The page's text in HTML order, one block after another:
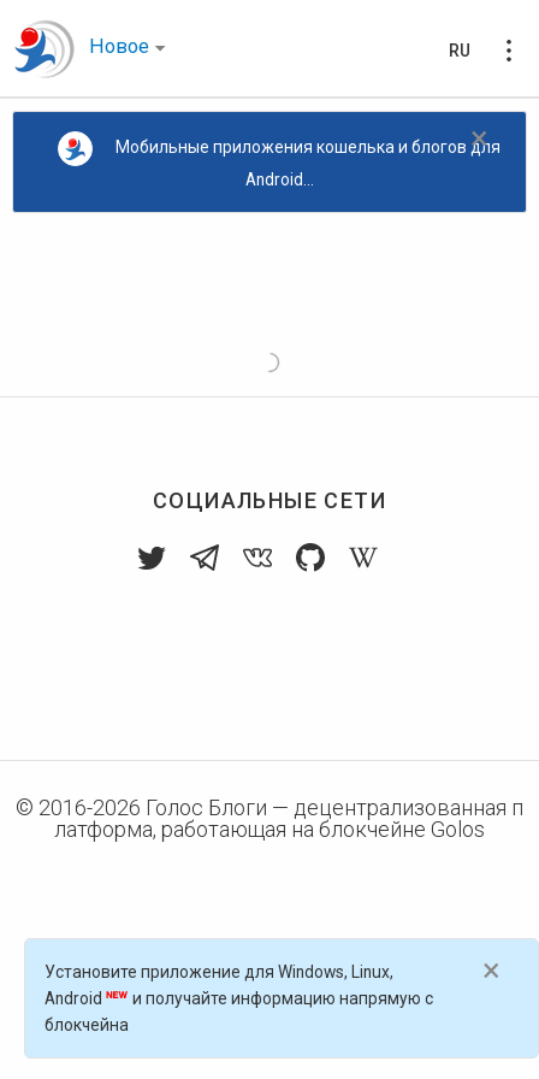
Новое RU
×
Мобильные приложения кошелька и блогов для
Android...
СОЦИАЛЬНЫЕ СЕТИ
© 2016-2026 Голос Блоги — децентрализованная п
латформа, работающая на блокчейне Golos
×
Установите приложение для Windows, Linux,
Android
и получайте информацию напрямую с
блокчейна